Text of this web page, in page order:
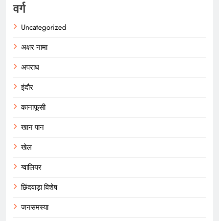
वर्ग
Uncategorized
अक्षर नामा
अपराध
इंदौर
कानाफूसी
खान पान
खेल
ग्वालियर
छिंदवाड़ा विशेष
जनसमस्या